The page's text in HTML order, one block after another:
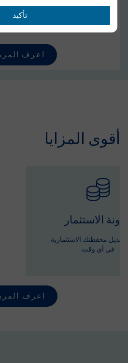
الحماية مدى الحياة. هذا البرنامج
يساعدك في الحفاظ على مستوى
اعرف
أقوى المزايا
الاستثمار
تعديل محفظتك الاستثمارية
في أي وقت
اعرف
تأكيد